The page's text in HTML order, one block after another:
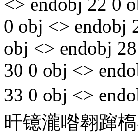
0 obj <> endobj
obj <> endobj
30 0 obj <>
33 0 obj <>
旰镱瀧喒翱蹿槗